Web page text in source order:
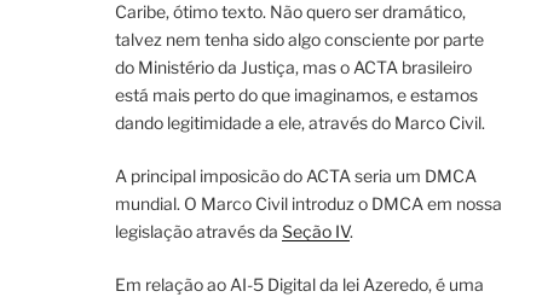
Caribe, ótimo texto. Não quero ser dramático,
talvez nem tenha sido algo consciente por parte
do Ministério da Justiça, mas o ACTA brasileiro
está mais perto do que imaginamos, e estamos
dando legitimidade a ele, através do Marco Civil.
A principal imposicão do ACTA seria um DMCA
mundial. O Marco Civil introduz o DMCA em nossa
legislação através da Seção IV.
Em relação ao AI-5 Digital da lei Azeredo, é uma